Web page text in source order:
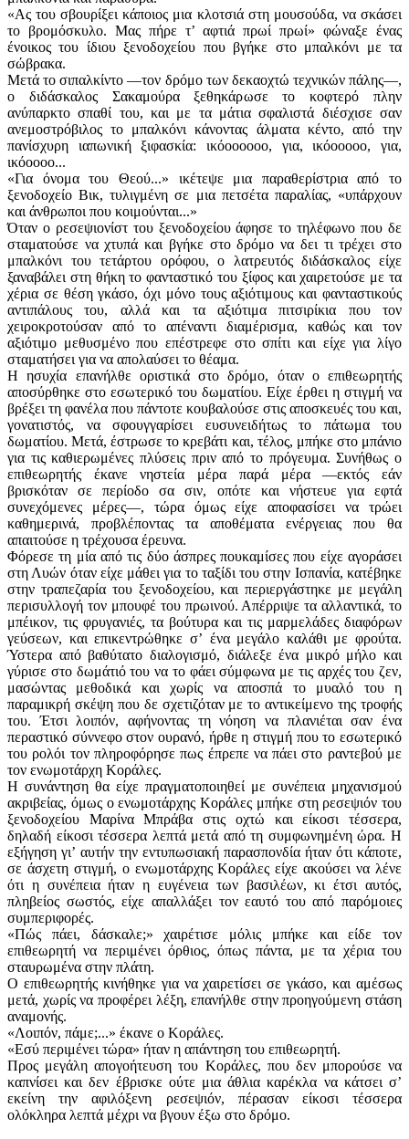
«Ας του σβουρίξει κάποιος μια κλοτσιά στη μουσούδα, να σκάσει
το βρομόσκυλο. Μας πήρε τʼ αφτιά πρωί πρωί» φώναξε ένας
ένοικος του ίδιου ξενοδοχείου που βγήκε στο μπαλκόνι με τα
σώβρακα.
Μετά το σιπαλκίντο —τον δρόμο των δεκαοχτώ τεχνικών πάλης—,
ο διδάσκαλος Σακαμούρα ξεθηκάρωσε το κοφτερό πλην
ανύπαρκτο σπαθί του, και με τα μάτια σφαλιστά διέσχισε σαν
ανεμοστρόβιλος το μπαλκόνι κάνοντας άλματα κέντο, από την
πανίσχυρη ιαπωνική ξιφασκία: ικόοοοοοο, για, ικόοοοοο, για,
ικόοοοο...
«Για όνομα του Θεού...» ικέτεψε μια παραθερίστρια από το
ξενοδοχείο Βικ, τυλιγμένη σε μια πετσέτα παραλίας, «υπάρχουν
και άνθρωποι που κοιμούνται...»
Όταν ο ρεσεψιονίστ του ξενοδοχείου άφησε το τηλέφωνο που δε
σταματούσε να χτυπά και βγήκε στο δρόμο να δει τι τρέχει στο
μπαλκόνι του τετάρτου ορόφου, ο λατρευτός διδάσκαλος είχε
ξαναβάλει στη θήκη το φανταστικό του ξίφος και χαιρετούσε με τα
χέρια σε θέση γκάσο, όχι μόνο τους αξιότιμους και φανταστικούς
αντιπάλους του, αλλά και τα αξιότιμα πιτσιρίκια που τον
χειροκροτούσαν από το απέναντι διαμέρισμα, καθώς και τον
αξιότιμο μεθυσμένο που επέστρεφε στο σπίτι και είχε για λίγο
σταματήσει για να απολαύσει το θέαμα.
Η ησυχία επανήλθε οριστικά στο δρόμο, όταν ο επιθεωρητής
αποσύρθηκε στο εσωτερικό του δωματίου. Είχε έρθει η στιγμή να
βρέξει τη φανέλα που πάντοτε κουβαλούσε στις αποσκευές του και,
γονατιστός, να σφουγγαρίσει ευσυνειδήτως το πάτωμα του
δωματίου. Μετά, έστρωσε το κρεβάτι και, τέλος, μπήκε στο μπάνιο
για τις καθιερωμένες πλύσεις πριν από το πρόγευμα. Συνήθως ο
επιθεωρητής έκανε νηστεία μέρα παρά μέρα —εκτός εάν
βρισκόταν σε περίοδο σα σιν, οπότε και νήστευε για εφτά
συνεχόμενες μέρες—, τώρα όμως είχε αποφασίσει να τρώει
καθημερινά, προβλέποντας τα αποθέματα ενέργειας που θα
απαιτούσε η τρέχουσα έρευνα.
Φόρεσε τη μία από τις δύο άσπρες πουκαμίσες που είχε αγοράσει
στη Λυών όταν είχε μάθει για το ταξίδι του στην Ισπανία, κατέβηκε
στην τραπεζαρία του ξενοδοχείου, και περιεργάστηκε με μεγάλη
περισυλλογή τον μπουφέ του πρωινού. Απέρριψε τα αλλαντικά, το
μπέικον, τις φρυγανιές, τα βούτυρα και τις μαρμελάδες διαφόρων
γεύσεων, και επικεντρώθηκε σʼ ένα μεγάλο καλάθι με φρούτα.
Ύστερα από βαθύτατο διαλογισμό, διάλεξε ένα μικρό μήλο και
γύρισε στο δωμάτιό του να το φάει σύμφωνα με τις αρχές του ζεν,
μασώντας μεθοδικά και χωρίς να αποσπά το μυαλό του η
παραμικρή σκέψη που δε σχετιζόταν με το αντικείμενο της τροφής
του. Έτσι λοιπόν, αφήνοντας τη νόηση να πλανιέται σαν ένα
περαστικό σύννεφο στον ουρανό, ήρθε η στιγμή που το εσωτερικό
του ρολόι τον πληροφόρησε πως έπρεπε να πάει στο ραντεβού με
τον ενωμοτάρχη Κοράλες.
Η συνάντηση θα είχε πραγματοποιηθεί με συνέπεια μηχανισμού
ακριβείας, όμως ο ενωμοτάρχης Κοράλες μπήκε στη ρεσεψιόν του
ξενοδοχείου Μαρίνα Μπράβα στις οχτώ και είκοσι τέσσερα,
δηλαδή είκοσι τέσσερα λεπτά μετά από τη συμφωνημένη ώρα. Η
εξήγηση γιʼ αυτήν την εντυπωσιακή παρασπονδία ήταν ότι κάποτε,
σε άσχετη στιγμή, ο ενωμοτάρχης Κοράλες είχε ακούσει να λένε
ότι η συνέπεια ήταν η ευγένεια των βασιλέων, κι έτσι αυτός,
πληβείος σωστός, είχε απαλλάξει τον εαυτό του από παρόμοιες
συμπεριφορές.
«Πώς πάει, δάσκαλε;» χαιρέτισε μόλις μπήκε και είδε τον
επιθεωρητή να περιμένει όρθιος, όπως πάντα, με τα χέρια του
σταυρωμένα στην πλάτη.
Ο επιθεωρητής κινήθηκε για να χαιρετίσει σε γκάσο, και αμέσως
μετά, χωρίς να προφέρει λέξη, επανήλθε στην προηγούμενη στάση
αναμονής.
«Λοιπόν, πάμε;...» έκανε ο Κοράλες.
«Εσύ περιμένει τώρα» ήταν η απάντηση του επιθεωρητή.
Προς μεγάλη απογοήτευση του Κοράλες, που δεν μπορούσε να
καπνίσει και δεν έβρισκε ούτε μια άθλια καρέκλα να κάτσει σʼ
εκείνη την αφιλόξενη ρεσεψιόν, πέρασαν είκοσι τέσσερα
ολόκληρα λεπτά μέχρι να βγουν έξω στο δρόμο.